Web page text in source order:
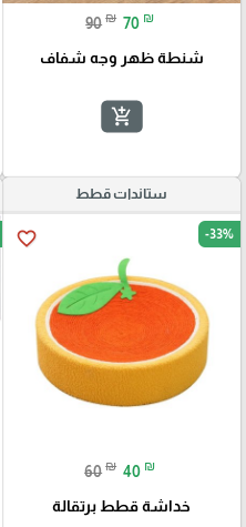
90 ₪ 70 ₪
شنطة ظهر وجه شفاف
add_shopping_cart
ستاندات قطط
favorite_border -33%
60 ₪ 40 ₪
خداشة قطط برتقالة